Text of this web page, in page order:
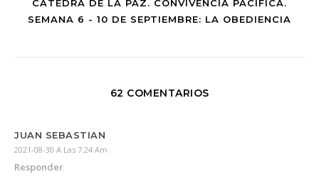
CÁTEDRA DE LA PAZ. CONVIVENCIA PACÍFICA.
SEMANA 6 - 10 DE SEPTIEMBRE: LA OBEDIENCIA
62 COMENTARIOS
JUAN SEBASTIAN
2021-08-30 A Las 7:24 Am
Responder